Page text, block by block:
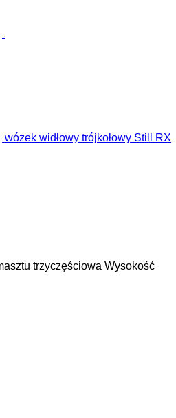
wózek widłowy trójkołowy Still RX
trzyczęściowa Wysokość